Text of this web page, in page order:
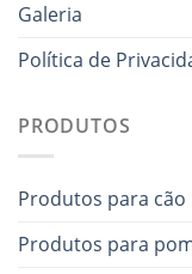
Galeria
Política de
PRODUTOS
Produtos para cão
Produtos para